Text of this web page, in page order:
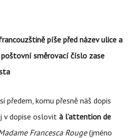
píše před název ulice a
směrovací číslo zase
předem, komu přesně náš dopis
v dopise oslovit à l’attention de
Francesca Rouge(jméno